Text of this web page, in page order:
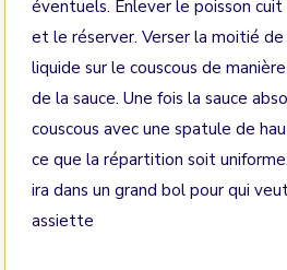
éventuels. Enlever le poisson cuit
et le réserver. Verser la moitié
liquide sur le couscous de
de la sauce. Une fois la sauce
couscous avec une spatule de
ce que la répartition soit
ira dans un grand bol pour qui
assiette